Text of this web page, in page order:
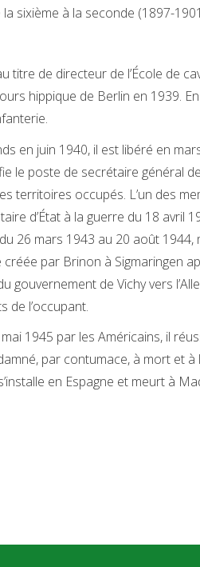
sixième à la seconde (1897-
titre de directeur de l’École de
hippique de Berlin en 1939.
en juin 1940, il est libéré en
le poste de secrétaire général
territoires occupés. L’un des
d’État à la guerre du 18 avril
26 mars 1943 au 20 août 1944,
par Brinon à Sigmaringen
gouvernement de Vichy vers
de l’occupant.
1945 par les Américains, il
par contumace, à mort et
en Espagne et meurt à